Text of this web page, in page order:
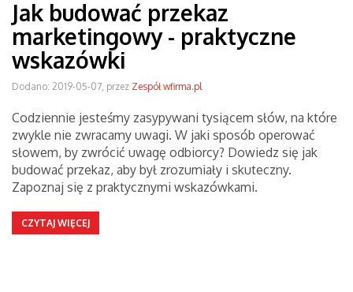
Jak budować przekaz
marketingowy - praktyczne
wskazówki
Dodano: 2019-05-07, przez Zespół wfirma.pl
Codziennie jesteśmy zasypywani tysiącem słów, na które
zwykle nie zwracamy uwagi. W jaki sposób operować
słowem, by zwrócić uwagę odbiorcy? Dowiedz się jak
budować przekaz, aby był zrozumiały i skuteczny.
Zapoznaj się z praktycznymi wskazówkami.
CZYTAJ WIĘCEJ